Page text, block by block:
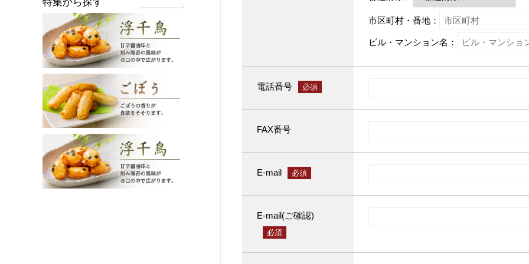
市区町村・番地：
ビル・マンション名：
電話番号 必須
FAX番号
E-mail 必須
E-mail(ご確認)
必須